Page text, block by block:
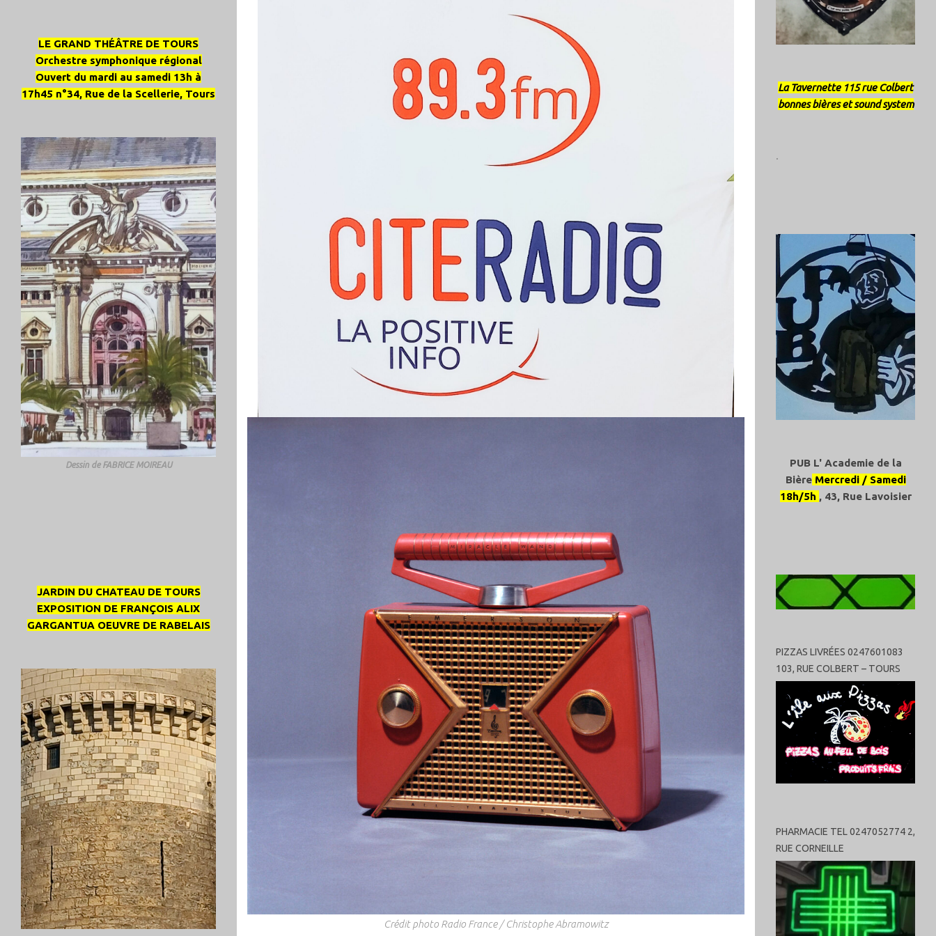
Crédit photo Radio France / Christophe Abramowitz
LE GRAND THÉÂTRE DE TOURS
Orchestre symphonique régional
Ouvert du mardi au samedi 13h à
17h45 n°34, Rue de la Scellerie, Tours
Dessin de FABRICE MOIREAU
JARDIN DU CHATEAU DE TOURS
EXPOSITION DE FRANÇOIS ALIX
GARGANTUA OEUVRE DE RABELAIS
La Tavernette 115 rue Colbert
bonnes bières et sound system
.
PUB L' Academie de la
BièreMercredi / Samedi
18h/5h , 43, Rue Lavoisier
PIZZAS LIVRÉES 0247601083
103, RUE COLBERT – TOURS
PHARMACIE TEL 0247052774 2,
RUE CORNEILLE